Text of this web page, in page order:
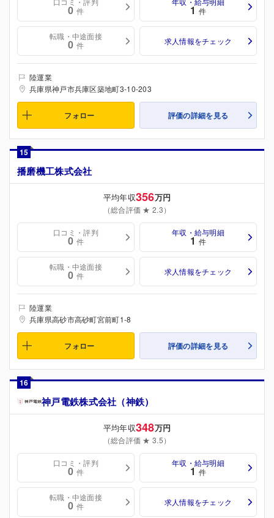
0 件 1 件
転職・中途面接
0 件 求人情報をチェック
陸運業
兵庫県神戸市兵庫区築地町3-10-203
フォロー 評価の詳細を見る
15
播磨機工株式会社
平均年収356万円
（総合評価 ★ 2.3）
口コミ・評判
0 件
年収・給与明細
1 件
転職・中途面接
0 件 求人情報をチェック
陸運業
兵庫県高砂市高砂町宮前町1-8
フォロー 評価の詳細を見る
16
神戸電鉄株式会社（神鉄）
平均年収348万円
（総合評価 ★ 3.5）
口コミ・評判
0 件
年収・給与明細
1 件
転職・中途面接
0 件 求人情報をチェック